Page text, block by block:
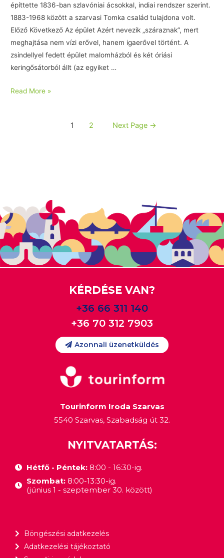
építtette 1836-ban szlavóniai ácsokkal, indiai rendszer szerint.
1883-1968 között a szarvasi Tomka család tulajdona volt.
Előző Következő Az épület Azért nevezik „száraznak”, mert
meghajtása nem vízi erővel, hanem igaerővel történt. A
zsindellyel fedett épület malomházból és két óriási
keringősátorból állt (az egyiket …
Read More »
1 2 Next Page →
KÉRDÉSE VAN?
+36 66 311 140
+36 70 312 7903
Azonnali üzenetküldés
Tourinform Iroda Szarvas
5540 Szarvas, Szabadság út 32.
NYITVATARTÁS:
Hétfő - Péntek:8:00 - 16:30-ig.
Szombat: 8:00-13:30-ig.
(június 1 - szeptember 30. között)
Böngészési adatkezelés
Adatkezelési tájékoztató